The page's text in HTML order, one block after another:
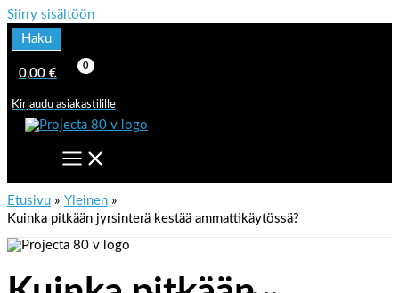
Siirry sisältöön
Haku
0,00 €
Kirjaudu asiakastilille
Etusivu
Yleinen
Kuinka pitkään jyrsinterä kestää ammattikäytössä?